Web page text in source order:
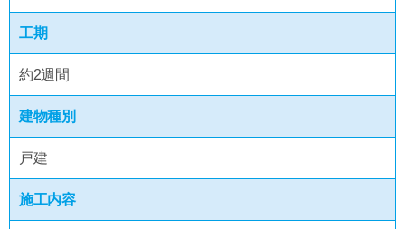
工期
約2週間
建物種別
戸建
施工内容